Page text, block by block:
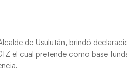
de Usulután, brindó
el cual pretende como base